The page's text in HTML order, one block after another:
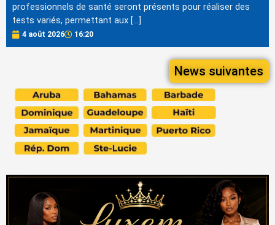
professionnels de santé seront présents pour réaliser des
tests variés, permettant aux […]
4 août 2026 16:20
News suivantes